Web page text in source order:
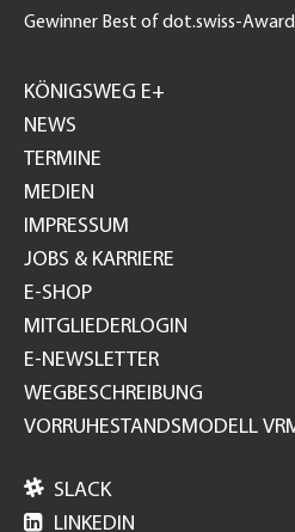
Gewinner Best of dot.swiss-
GH
KÖNIGSWEG E+
NEWS
TERMINE
MEDIEN
IMPRESSUM
JOBS & KARRIERE
E-SHOP
MITGLIEDERLOGIN
E-NEWSLETTER
WEGBESCHREIBUNG
VORRUHESTANDSMODELL
 SLACK
 LINKEDIN